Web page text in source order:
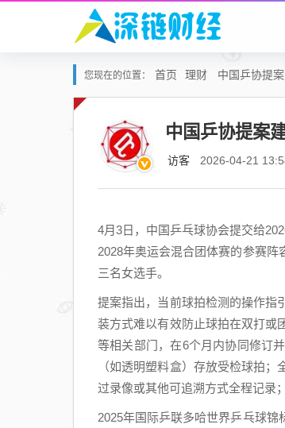
您现在的位置： 首页 理财 中国乒协提
中国乒协提案
访客 2026-04-21
4月3日，中国乒乓球协会提交给
2028年奥运会混合团体赛的参赛
三名女选手。
提案指出，当前球拍检测的操作指
装方式难以有效防止球拍在双打或
等相关部门，在6个月内协同修订
（如透明塑料盒）存放受检球拍
过录像或其他可追溯方式全程记录
2025年国际乒联多哈世界乒乓球